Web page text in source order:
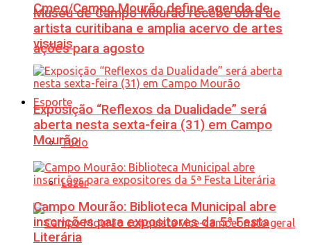
Cmeg/Campo Mourão define agenda de
ações para agosto
Esporte
Tudo
Lazer
Museu de Campo Mourão recebe obra de
artista curitibana e amplia acervo de artes
visuais
Exposição “Reflexos da Dualidade” será
aberta nesta sexta-feira (31) em Campo
Mourão
Campo Mourão: Biblioteca Municipal abre
inscrições para expositores da 5ª Festa
Literária